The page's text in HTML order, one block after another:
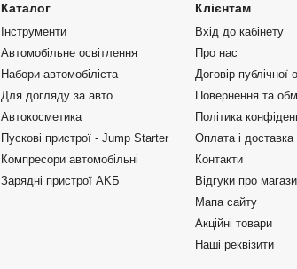
Каталог
Інструменти
Автомобільне освітлення
Набори автомобіліста
Для догляду за авто
Автокосметика
Пускові пристрої - Jump Starter
Компресори автомобільні
Зарядні пристрої AKБ
Клієнтам
Вхід до кабінету
Про нас
Договір публічної
Повернення та
Політика
Оплата і доставка
Контакти
Відгуки про
Мапа сайту
Акційні товари
Наші реквізити